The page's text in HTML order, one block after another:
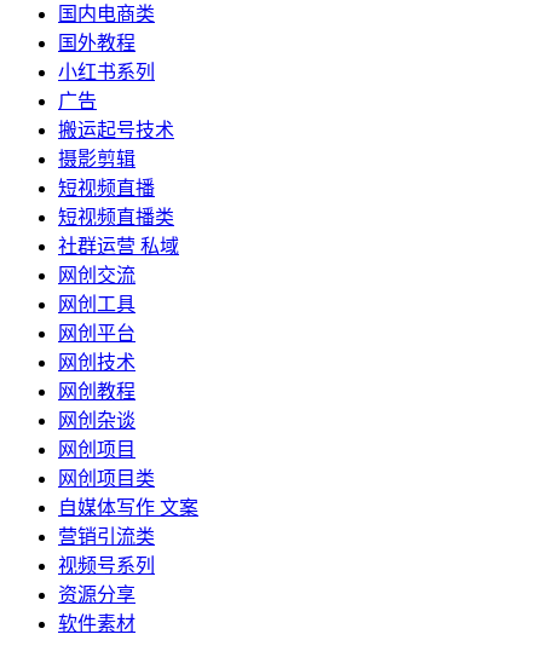
国内电商类
国外教程
小红书系列
广告
搬运起号技术
摄影剪辑
短视频直播
短视频直播类
社群运营 私域
网创交流
网创工具
网创平台
网创技术
网创教程
网创杂谈
网创项目
网创项目类
自媒体写作 文案
营销引流类
视频号系列
资源分享
软件素材